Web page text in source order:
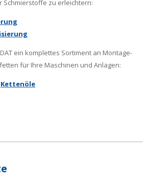
Schmierstoffe zu erleichtern:
ein komplettes Sortiment an Montage-
für Ihre Maschinen und Anlagen:
Kettenöle